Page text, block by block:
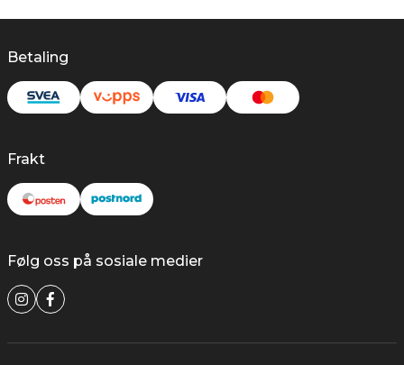
Betaling
Frakt
Følg oss på sosiale medier